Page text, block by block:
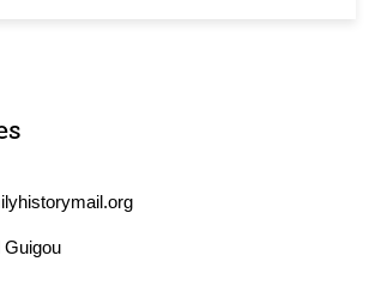
Guigou